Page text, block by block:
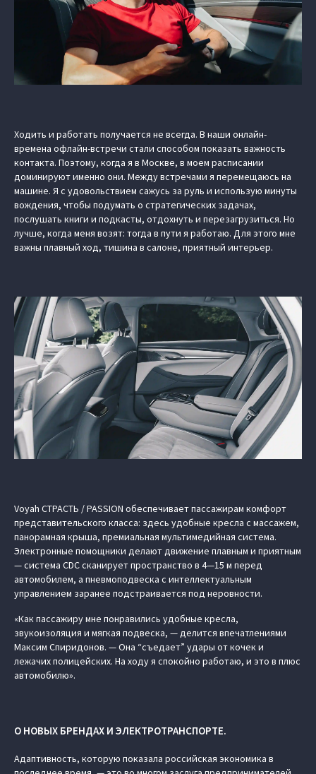
Ходить и работать получается не всегда. В наши онлайн-
времена офлайн-встречи стали способом показать важность
контакта. Поэтому, когда я в Москве, в моем расписании
доминируют именно они. Между встречами я перемещаюсь на
машине. Я с удовольствием сажусь за руль и использую минуты
вождения, чтобы подумать о стратегических задачах,
послушать книги и подкасты, отдохнуть и перезагрузиться. Но
лучше, когда меня возят: тогда в пути я работаю. Для этого мне
важны плавный ход, тишина в салоне, приятный интерьер.
Voyah СТРАСТЬ / PASSION обеспечивает пассажирам комфорт
представительского класса: здесь удобные кресла с массажем,
панорамная крыша, премиальная мультимедийная система.
Электронные помощники делают движение плавным и приятным
— система CDC сканирует пространство в 4—15 м перед
автомобилем, а пневмоподвеска с интеллектуальным
управлением заранее подстраивается под неровности.
«Как пассажиру мне понравились удобные кресла,
звукоизоляция и мягкая подвеска, — делится впечатлениями
Максим Спиридонов. — Она “съедает” удары от кочек и
лежачих полицейских. На ходу я спокойно работаю, и это в плюс
автомобилю».
О НОВЫХ БРЕНДАХ И ЭЛЕКТРОТРАНСПОРТЕ.
Адаптивность, которую показала российская экономика в